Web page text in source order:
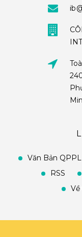
Văn Bản QPPL
RSS
Về